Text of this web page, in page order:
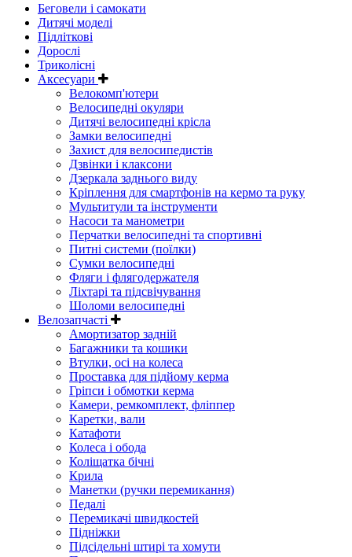
Беговели і самокати
Дитячі моделі
Підліткові
Дорослі
Триколісні
Аксесуари
Велокомп'ютери
Велосипедні окуляри
Дитячі велосипедні крісла
Замки велосипедні
Захист для велосипедистів
Дзвінки і клаксони
Дзеркала заднього виду
Кріплення для смартфонів на кермо та руку
Мультитули та інструменти
Насоси та манометри
Перчатки велосипедні та спортивні
Питні системи (поїлки)
Сумки велосипедні
Фляги і флягодержателя
Ліхтарі та підсвічування
Шоломи велосипедні
Велозапчасті
Амортизатор задній
Багажники та кошики
Втулки, осі на колеса
Проставка для підйому керма
Гріпси і обмотки керма
Камери, ремкомплект, фліппер
Каретки, вали
Катафоти
Колеса і обода
Коліщатка бічні
Крила
Манетки (ручки перемикання)
Педалі
Перемикачі швидкостей
Підніжки
Підсідельні штирі та хомути